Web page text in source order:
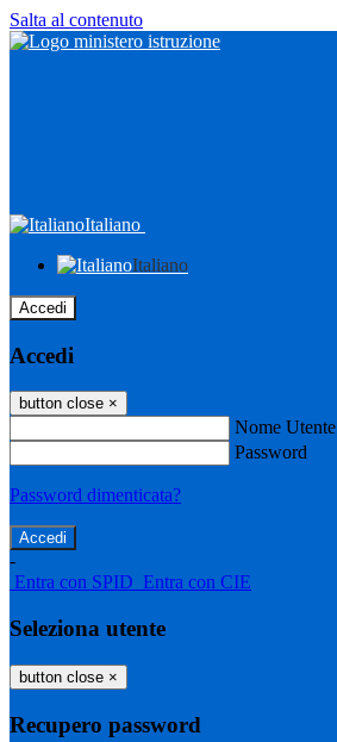
Salta al contenuto
Italiano
Italiano
Accedi
Accedi
button close ×
Nome Utente
Password
Password dimenticata?
-
Entra con SPID Entra con CIE
Seleziona utente
button close ×
Recupero password